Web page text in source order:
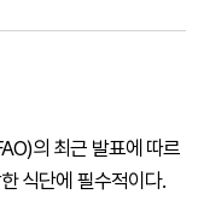
의 최근 발표에 따르
식단에 필수적이다.